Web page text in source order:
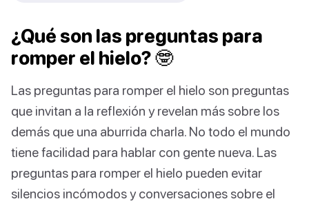
¿Qué son las preguntas para
romper el hielo? 🤓
Las preguntas para romper el hielo son preguntas
que invitan a la reflexión y revelan más sobre los
demás que una aburrida charla. No todo el mundo
tiene facilidad para hablar con gente nueva. Las
preguntas para romper el hielo pueden evitar
silencios incómodos y conversaciones sobre el